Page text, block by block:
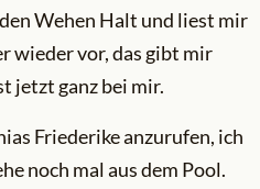
Wehen Halt und liest mir
wieder vor, das gibt mir
jetzt ganz bei mir.
Friederike anzurufen, ich
noch mal aus dem Pool.